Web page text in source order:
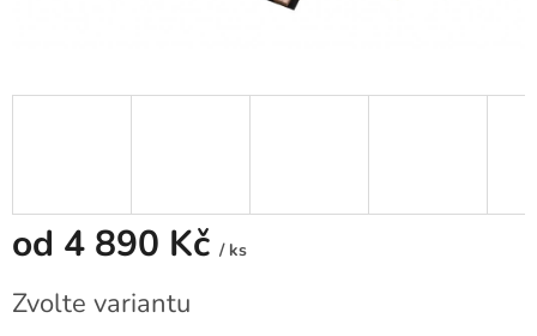
od 4 890 Kč / ks
cena:
Zvolte variantu